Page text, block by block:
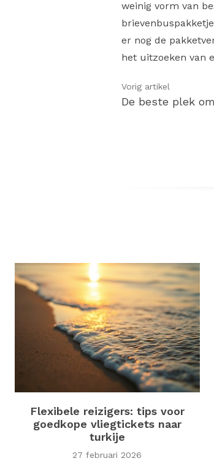
weinig vorm van
er nog de
het uitzoeken van
Vorig artikel
De beste plek
Flexibele reizigers: tips voor
goedkope vliegtickets naar
turkije
27 februari 2026